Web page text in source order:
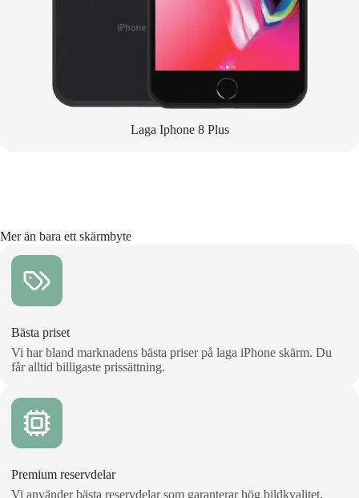
Laga Iphone 8 Plus
Mer än bara ett skärmbyte
Bästa priset
Vi har bland marknadens bästa priser på laga iPhone skärm. Du
får alltid billigaste prissättning.
Premium reservdelar
Vi använder bästa reservdelar som garanterar hög bildkvalitet.